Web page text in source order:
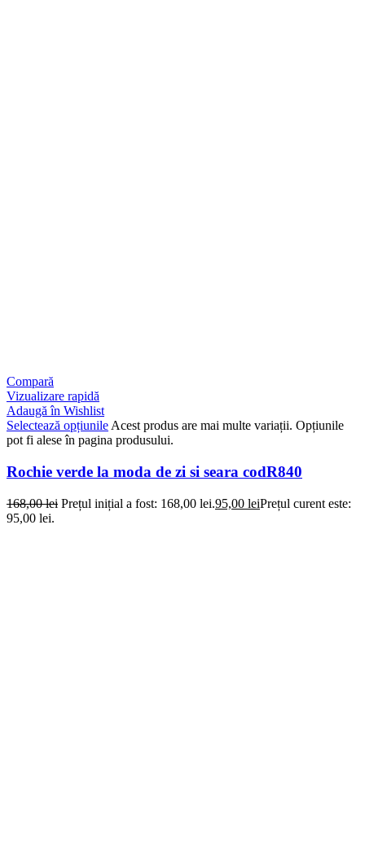
Compară
Vizualizare rapidă
Adaugă în Wishlist
Selectează opțiunile Acest produs are mai multe variații. Opțiunile
pot fi alese în pagina produsului.
Rochie verde la moda de zi si seara codR840
168,00lei Prețul inițial a fost: 168,00 lei.95,00 leiPrețul curent este:
95,00 lei.